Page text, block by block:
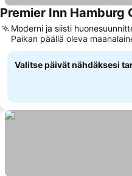
Premier Inn Hamburg
Moderni ja siisti
Paikan päällä oleva
pysäköintihalli
Valitse päivät nähdäksesi